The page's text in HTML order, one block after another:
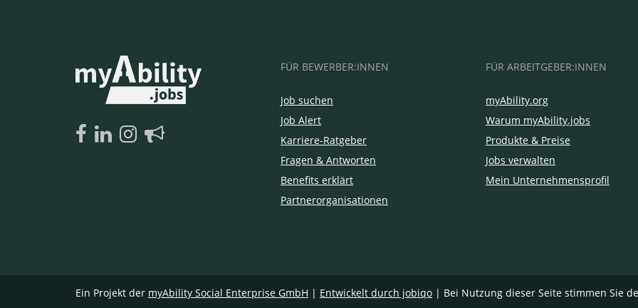
FÜR BEWERBER:INNEN
Job suchen
Job Alert
Karriere-Ratgeber
Fragen & Antworten
Benefits erklärt
Partnerorganisationen
FÜR ARBEITGEBER:INNEN
myAbility.org
Warum myAbility.jobs
Produkte & Preise
Jobs verwalten
Mein Unternehmensprofil
Ein Projekt der myAbility Social Enterprise GmbH | Entwickelt durch jobiqo | Bei Nutzung dieser Seite stimmen Sie